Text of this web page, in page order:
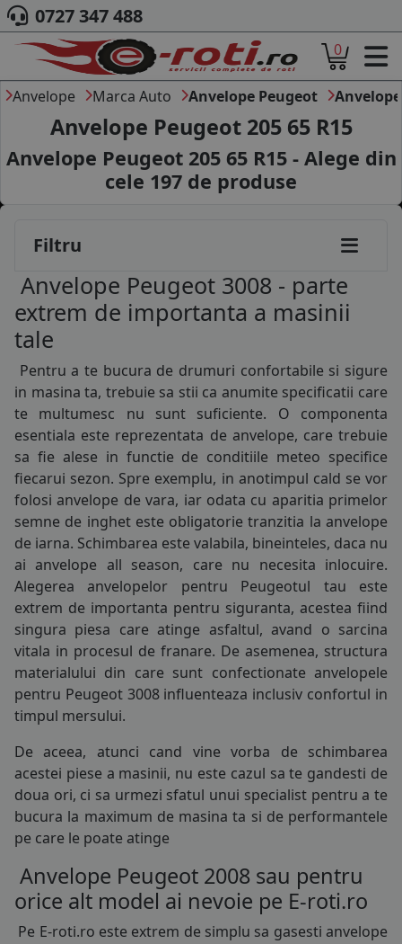
ACASA
DESPRE NOI
ANVELOPE
AUTO
CAMION
MOTO
MARCA AUTO
BLOG
CONT
CONTACT
COS (0 PRODUSE
0727 347 488
0
Anvelope Marca Auto Anvelope Peugeot Anvelope
Anvelope Peugeot 205 65 R15
Anvelope Peugeot 205 65 R15 - Alege din
cele 197 de produse
Filtru
Anvelope Peugeot 3008 - parte
extrem de importanta a masinii
tale
Pentru a te bucura de drumuri confortabile si sigure
in masina ta, trebuie sa stii ca anumite specificatii care
te multumesc nu sunt suficiente. O componenta
esentiala este reprezentata de anvelope, care trebuie
sa fie alese in functie de conditiile meteo specifice
fiecarui sezon. Spre exemplu, in anotimpul cald se vor
folosi anvelope de vara, iar odata cu aparitia primelor
semne de inghet este obligatorie tranzitia la anvelope
de iarna. Schimbarea este valabila, bineinteles, daca nu
ai anvelope all season, care nu necesita inlocuire.
Alegerea anvelopelor pentru Peugeotul tau este
extrem de importanta pentru siguranta, acestea fiind
singura piesa care atinge asfaltul, avand o sarcina
vitala in procesul de franare. De asemenea, structura
materialului din care sunt confectionate anvelopele
pentru Peugeot 3008 influenteaza inclusiv confortul in
timpul mersului.
De aceea, atunci cand vine vorba de schimbarea
acestei piese a masinii, nu este cazul sa te gandesti de
doua ori, ci sa urmezi sfatul unui specialist pentru a te
bucura la maximum de masina ta si de performantele
pe care le poate atinge
Anvelope Peugeot 2008 sau pentru
orice alt model ai nevoie pe E-roti.ro
Pe E-roti.ro este extrem de simplu sa gasesti anvelope
145/70R13
145/80R13
155/70R13
165/65R13
165/70R13
175/70R13
155/65R14
165/65R14
165/70R14